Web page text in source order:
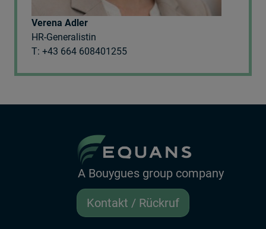
Verena Adler
HR-Generalistin
T: +43 664 608401255
A Bouygues group company
Kontakt / Rückruf